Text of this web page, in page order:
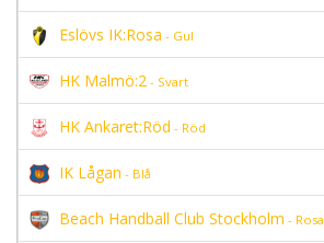
Eslövs IK:Rosa - Gul
HK Malmö:2 - Svart
HK Ankaret:Röd - Röd
IK Lågan - Blå
Beach Handball Club Stockholm - Rosa